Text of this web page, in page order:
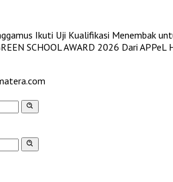
Ikuti Uji Kualifikasi Menembak
SCHOOL AWARD 2026 Dari APPeL